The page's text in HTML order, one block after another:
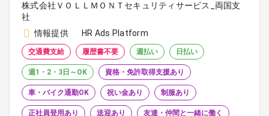
株式会社ＶＯＬＬＭＯＮＴセキュリティサービス_両国支
社
情報提供
HR Ads Platform
交通費支給 履歴書不要 週払い 日払い
週1・2・3日～OK 資格・免許取得支援あり
車・バイク通勤OK 祝い金あり 制服あり
正社員登用あり 送迎あり 友達・仲間と一緒に働く